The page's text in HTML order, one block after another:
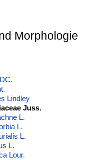
Morphologie
Lindley
Juss.
L.
L.
L.
L.
Lour.